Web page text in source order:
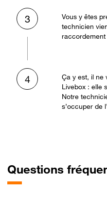
3
Vous y êtes
technicien
raccordement
4
Ça y est, il ne
Livebox : elle
Notre
s’occuper de
Questions